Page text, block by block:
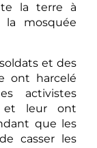
la terre à
mosquée
et des
ont harcelé
activistes
et leur ont
que les
casser les